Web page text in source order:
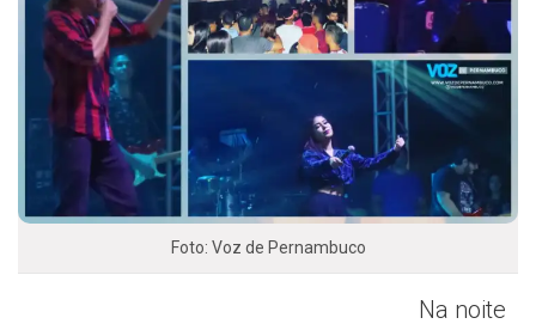
Foto: Voz de Pernambuco
Na noite